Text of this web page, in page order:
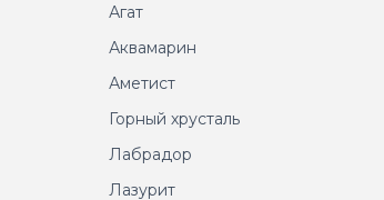
Агат
Аквамарин
Аметист
Горный хрусталь
Лабрадор
Лазурит